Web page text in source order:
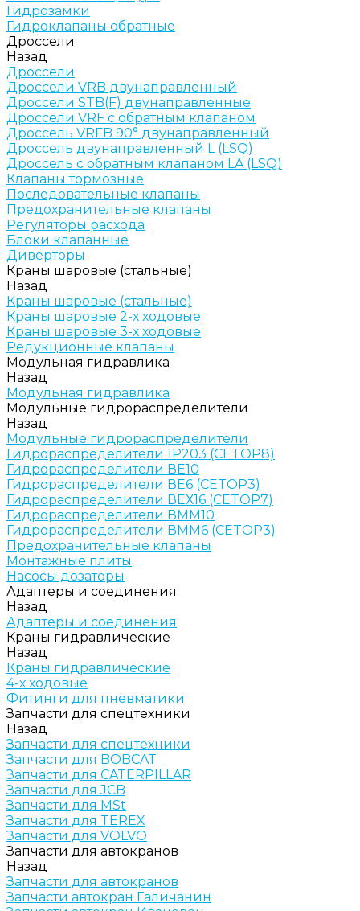
Гидрозамки
Гидроклапаны обратные
Дроссели
Назад
Дроссели
Дроссели VRB двунаправленный
Дроссели STB(F) двунаправленные
Дроссели VRF с обратным клапаном
Дроссель VRFB 90° двунаправленный
Дроссель двунаправленный L (LSQ)
Дроссель с обратным клапаном LA (LSQ)
Клапаны тормозные
Последовательные клапаны
Предохранительные клапаны
Регуляторы расхода
Блоки клапанные
Диверторы
Краны шаровые (стальные)
Назад
Краны шаровые (стальные)
Краны шаровые 2-х ходовые
Краны шаровые 3-х ходовые
Редукционные клапаны
Модульная гидравлика
Назад
Модульная гидравлика
Модульные гидрораспределители
Назад
Модульные гидрораспределители
Гидрораспределители 1Р203 (CETOP8)
Гидрораспределители ВЕ10
Гидрораспределители ВЕ6 (CETOP3)
Гидрораспределители ВЕХ16 (CETOP7)
Гидрораспределители ВММ10
Гидрораспределители ВММ6 (CETOP3)
Предохранительные клапаны
Монтажные плиты
Насосы дозаторы
Адаптеры и соединения
Назад
Адаптеры и соединения
Краны гидравлические
Назад
Краны гидравлические
4-х ходовые
Фитинги для пневматики
Запчасти для спецтехники
Назад
Запчасти для спецтехники
Запчасти для BOBCAT
Запчасти для CATERPILLAR
Запчасти для JCB
Запчасти для MSt
Запчасти для TEREX
Запчасти для VOLVO
Запчасти для автокранов
Назад
Запчасти для автокранов
Запчасти автокран Галичанин